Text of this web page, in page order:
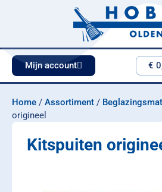
Mijn account €
Home / Assortiment /
origineel
Kitspuiten